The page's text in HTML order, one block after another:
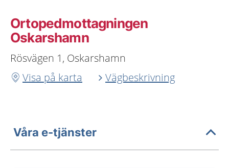
Ortopedmottagningen
Oskarshamn
Rösvägen 1, Oskarshamn
Visa på karta
Vägbeskrivning
Våra e-tjänster